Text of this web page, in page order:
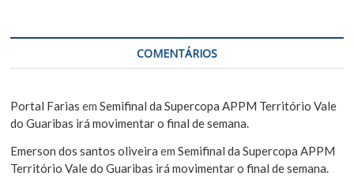
COMENTÁRIOS
Portal Farias emSemifinal da Supercopa APPM Território Vale
do Guaribas irá movimentar o final de semana.
Emerson dos santos oliveira emSemifinal da Supercopa APPM
Território Vale do Guaribas irá movimentar o final de semana.